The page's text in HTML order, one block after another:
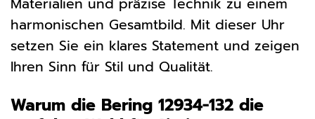
harmonischen Gesamtbild. Mit dieser Uhr
setzen Sie ein klares Statement und zeigen
Ihren Sinn für Stil und Qualität.
Warum die Bering 12934-132 die